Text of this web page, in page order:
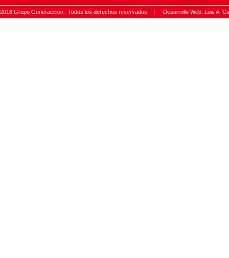
2018 Grupo Generaccion . Todos los derechos reservados | Desarrollo Web: Luis